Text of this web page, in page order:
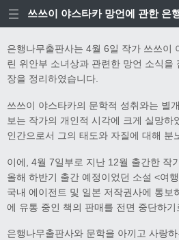
은행나무출판사는 4월 6일 작가 쓰쓰이
린 위안부 소녀상과 관련한 망언 소식을
장을 정리하였습니다.
쓰쓰이 야스타카의 문학적 성취와는 별
보는 작가의 개인적 시각에 크게 실망하
인간으로서 그의 태도와 자질에 대해 분
이에, 4월 7일부로 지난 12월 출간한 작
올해 하반기 출간 예정이었던 소설 <여
국내 에이전트 및 일본 저작권사에 통보
에 유통 중인 책의 판매를 전면 중단하기
은행나무출판사와 문학을 아끼고 사랑